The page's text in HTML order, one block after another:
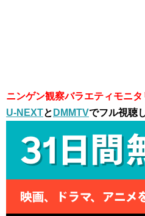
ニンゲン観察バラエティモニ
U-NEXTと DMMTVでフル視聴